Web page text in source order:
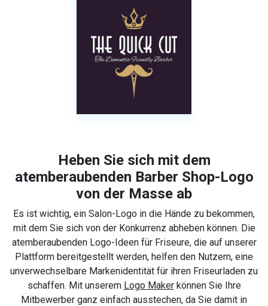
Heben Sie sich mit dem
atemberaubenden Barber Shop-Logo
von der Masse ab
Es ist wichtig, ein Salon-Logo in die Hände zu bekommen,
mit dem Sie sich von der Konkurrenz abheben können. Die
atemberaubenden Logo-Ideen für Friseure, die auf unserer
Plattform bereitgestellt werden, helfen den Nutzern, eine
unverwechselbare Markenidentität für ihren Friseurladen zu
schaffen. Mit unserem Logo Makerkönnen Sie Ihre
Mitbewerber ganz einfach ausstechen, da Sie damit in